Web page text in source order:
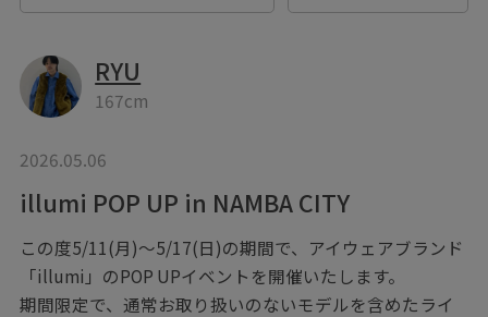
RYU
167cm
2026.05.06
illumi POP UP in NAMBA CITY
この度5/11(月)～5/17(日)の期間で、アイウェアブランド
「illumi」のPOP UPイベントを開催いたします。
期間限定で、通常お取り扱いのないモデルを含めたライ